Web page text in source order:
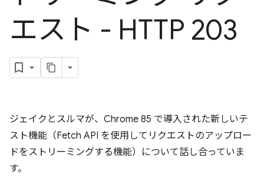
エスト - HTTP 203
ジェイクとスルマが、Chrome 85 で導入された新しいテ
スト機能（Fetch API を使用してリクエストのアップロー
ドをストリーミングする機能）について話し合っていま
す。